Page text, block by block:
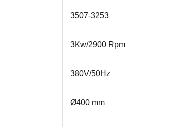
3507-3253
3Kw/2900 Rpm
380V/50Hz
Ø400 mm